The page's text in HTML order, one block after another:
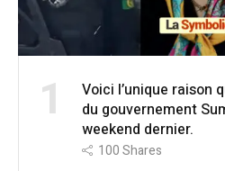
1
Voici l’unique raison
du gouvernement
weekend dernier.
100Shares